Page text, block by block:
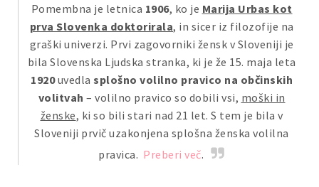
Pomembna je letnica 1906, ko je Marija Urbas kot
prva Slovenka doktorirala, in sicer iz filozofije na
graški univerzi. Prvi zagovorniki žensk v Sloveniji je
bila Slovenska Ljudska stranka, ki je že 15. maja leta
1920uvedla splošno volilno pravico na občinskih
volitvah – volilno pravico so dobili vsi, moški in
ženske, ki so bili stari nad 21 let. S tem je bila v
Sloveniji prvič uzakonjena splošna ženska volilna
pravica. Preberi več.